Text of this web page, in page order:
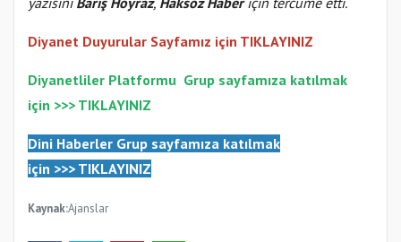
Diyanet Duyurular Sayfamız için TIKLAYINIZ
Diyanetliler Platformu Grup sayfamıza katılmak
için >>> TIKLAYINIZ
Dini Haberler Grup sayfamıza katılmak
için >>> TIKLAYINIZ
Kaynak:Ajanslar